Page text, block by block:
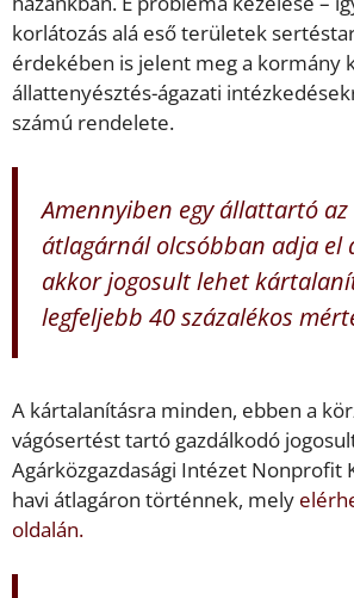
korlátozás alá eső területek
érdekében is jelent meg a kormány
állattenyésztés-ágazati
számú rendelete.
Amennyiben egy állattartó
átlagárnál olcsóbban adja el
akkor jogosult lehet
legfeljebb 40 százalékos
A kártalanításra minden, ebben a
vágósertést tartó gazdálkodó
Agárközgazdasági Intézet Nonprofit
havi átlagáron történnek, mely
oldalán.